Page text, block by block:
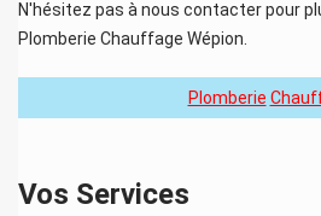
N'hésitez pas à nous contacter pour
Plomberie Chauffage Wépion
Plomberie
Vos Services